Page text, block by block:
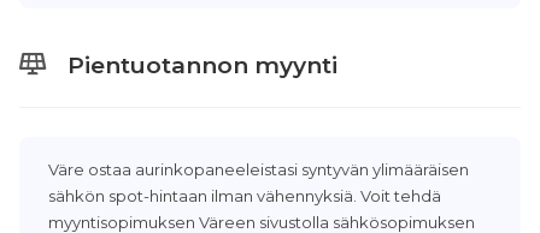
Pientuotannon myynti
Väre ostaa aurinkopaneeleistasi syntyvän ylimääräisen
sähkön spot-hintaan ilman vähennyksiä. Voit tehdä
myyntisopimuksen Väreen sivustolla sähkösopimuksen